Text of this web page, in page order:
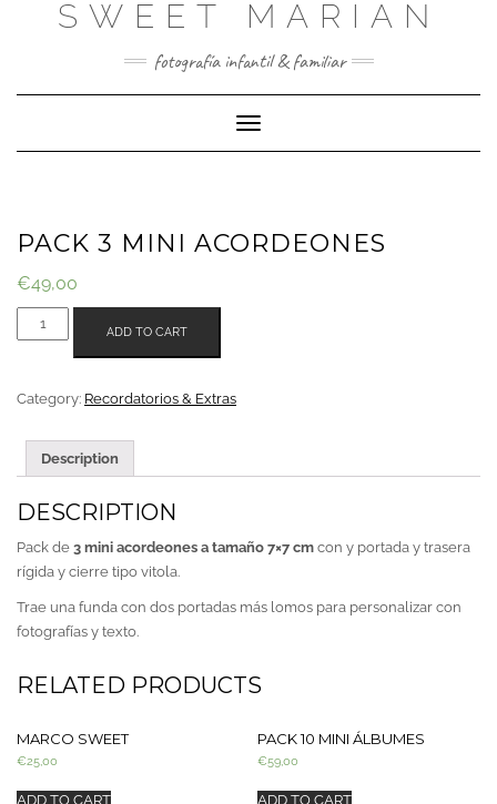
SWEET MARIAN
fotografía infantil & familiar
Cambiar
modo
PACK 3 MINI ACORDEONES
€49,00
PACK
3
ACORDEONES
ADD TO CART
Category: Recordatorios & Extras
Description
DESCRIPTION
Pack de 3 mini acordeones a tamaño 7×7 cm con y portada y trasera
rígida y cierre tipo vitola.
Trae una funda con dos portadas más lomos para personalizar con
fotografías y texto.
RELATED PRODUCTS
MARCO SWEET
€25,00
ADD TO CART
PACK 10 MINI ÁLBUMES
€59,00
ADD TO CART